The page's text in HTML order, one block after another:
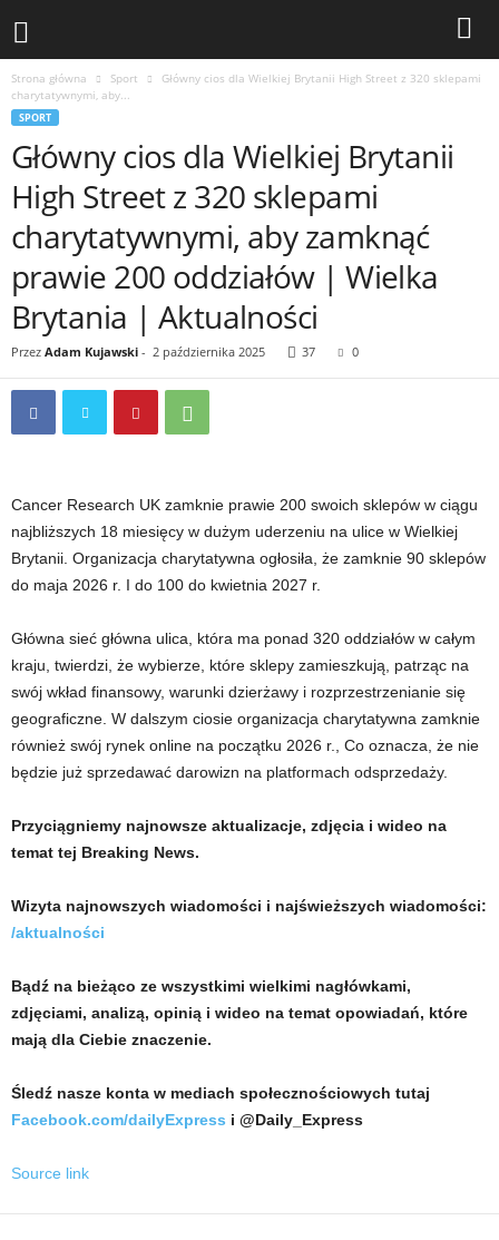
Strona główna Sport
Główny cios dla Wielkiej Brytanii High Street z 320 sklepami
charytatywnymi, aby...
SPORT
Główny cios dla Wielkiej Brytanii
High Street z 320 sklepami
charytatywnymi, aby zamknąć
prawie 200 oddziałów | Wielka
Brytania | Aktualności
Przez Adam Kujawski - 2 października 2025 37 0
Cancer Research UK zamknie prawie 200 swoich sklepów w ciągu
najbliższych 18 miesięcy w dużym uderzeniu na ulice w Wielkiej
Brytanii. Organizacja charytatywna ogłosiła, że ​​zamknie 90 sklepów
do maja 2026 r. I do 100 do kwietnia 2027 r.
Główna sieć główna ulica, która ma ponad 320 oddziałów w całym
kraju, twierdzi, że wybierze, które sklepy zamieszkują, patrząc na
swój wkład finansowy, warunki dzierżawy i rozprzestrzenianie się
geograficzne. W dalszym ciosie organizacja charytatywna zamknie
również swój rynek online na początku 2026 r., Co oznacza, że ​​nie
będzie już sprzedawać darowizn na platformach odsprzedaży.
Przyciągniemy najnowsze aktualizacje, zdjęcia i wideo na
temat tej Breaking News.
Wizyta najnowszych wiadomości i najświeższych wiadomości:
/aktualności
Bądź na bieżąco ze wszystkimi wielkimi nagłówkami,
zdjęciami, analizą, opinią i wideo na temat opowiadań, które
mają dla Ciebie znaczenie.
Śledź nasze konta w mediach społecznościowych tutaj
Facebook.com/dailyExpress i @Daily_Express
Source link